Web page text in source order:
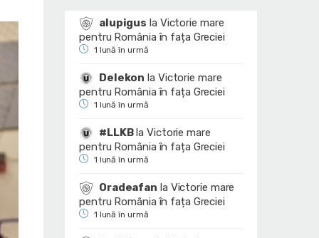
alupigus la Victorie mare
pentru România în fața Greciei
1 lună în urmă
Delekon la Victorie mare
pentru România în fața Greciei
1 lună în urmă
#LLKBlaVictorie mare
pentru România în fața Greciei
1 lună în urmă
Oradeafan la Victorie mare
pentru România în fața Greciei
1 lună în urmă